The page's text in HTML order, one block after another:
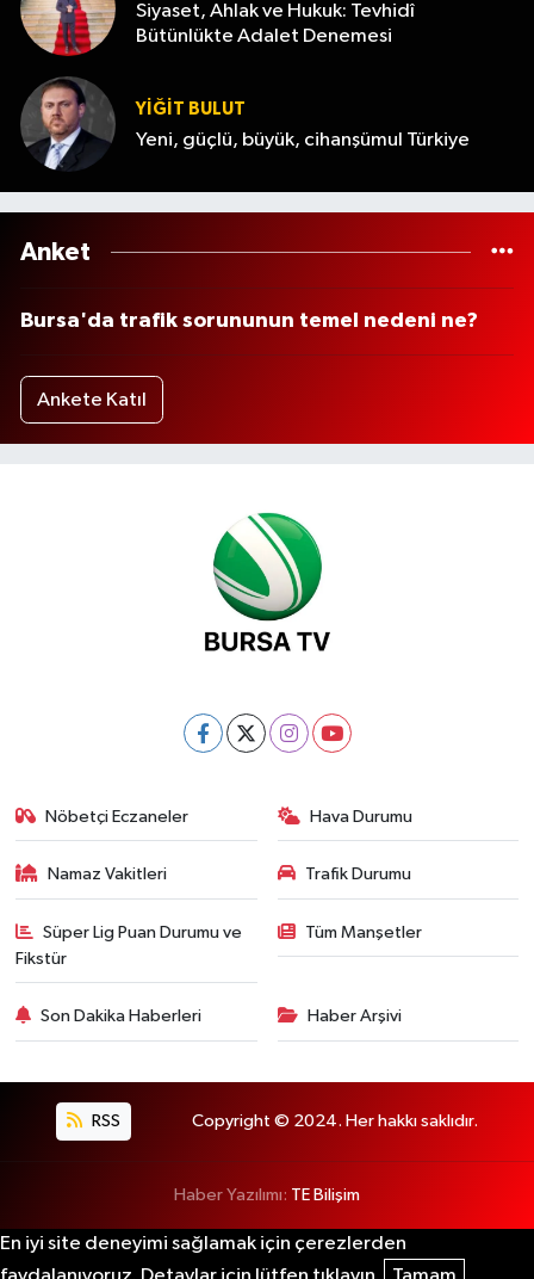
Siyaset, Ahlak ve Hukuk: Tevhidî
Bütünlükte Adalet Denemesi
YİĞİT BULUT
Yeni, güçlü, büyük, cihanşümul Türkiye
Anket
Bursa'da trafik sorununun temel nedeni ne?
Ankete Katıl
Nöbetçi Eczaneler Hava Durumu
Namaz Vakitleri Trafik Durumu
Süper Lig Puan Durumu ve
Fikstür
Tüm Manşetler
Son Dakika Haberleri Haber Arşivi
RSS Copyright © 2024. Her hakkı saklıdır.
Haber Yazılımı: TE Bilişim
En iyi site deneyimi sağlamak için çerezlerden